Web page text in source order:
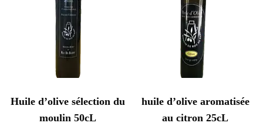
Huile d’olive sélection du
moulin 50cL
huile d’olive aromatisée
au citron 25cL